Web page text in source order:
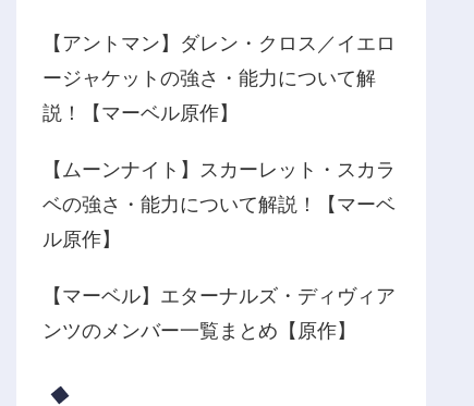
【アントマン】ダレン・クロス／イエロ
ージャケットの強さ・能力について解
説！【マーベル原作】
【ムーンナイト】スカーレット・スカラ
ベの強さ・能力について解説！【マーベ
ル原作】
【マーベル】エターナルズ・ディヴィア
ンツのメンバー一覧まとめ【原作】